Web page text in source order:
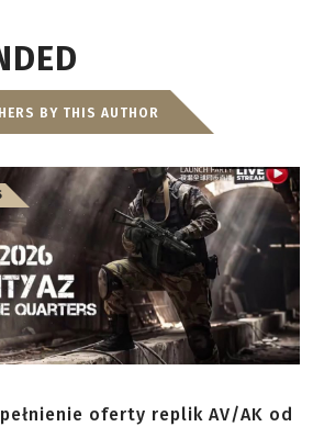
BY THIS AUTHOR
oferty replik AV/AK od